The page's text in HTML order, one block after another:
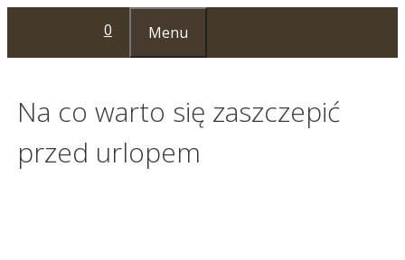
treści
0 Menu
Na co warto się zaszczepić
przed urlopem